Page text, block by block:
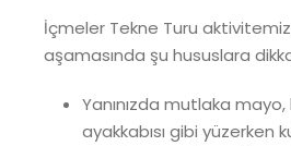
İçmeler Tekne Turu
aşamasında şu hususlara
Yanınızda mutlaka
ayakkabısı gibi yüzerken